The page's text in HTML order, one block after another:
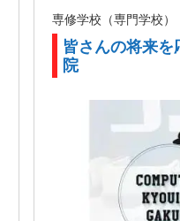
専修学校（専門学校）
皆さんの将来を
院